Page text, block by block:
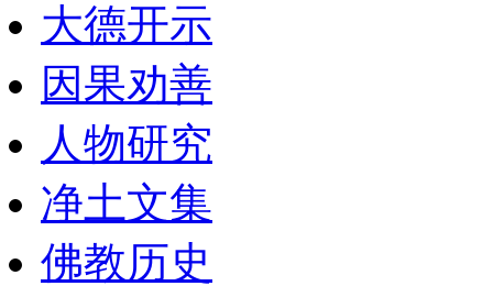
大德开示
因果劝善
人物研究
净土文集
佛教历史